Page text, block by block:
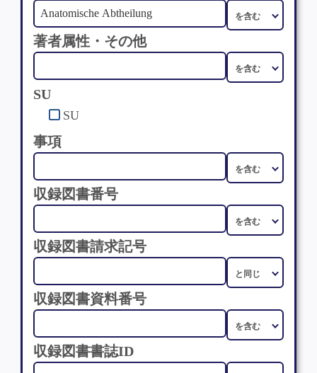
著者属性・その他
SU
SU
事項
収録図書番号
収録図書請求記号
収録図書資料番号
収録図書書誌ID